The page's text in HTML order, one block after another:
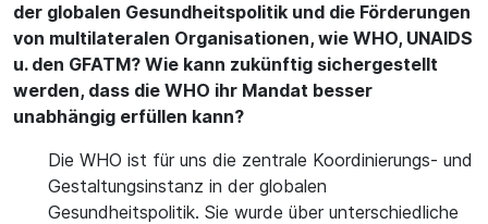
der globalen Gesundheitspolitik und die Förderungen
von multilateralen Organisationen, wie WHO, UNAIDS
u. den GFATM? Wie kann zukünftig sichergestellt
werden, dass die WHO ihr Mandat besser
unabhängig erfüllen kann?
Die WHO ist für uns die zentrale Koordinierungs- und
Gestaltungsinstanz in der globalen
Gesundheitspolitik. Sie wurde über unterschiedliche